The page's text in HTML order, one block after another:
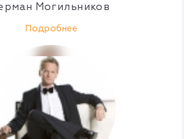
Могильников
Подробнее